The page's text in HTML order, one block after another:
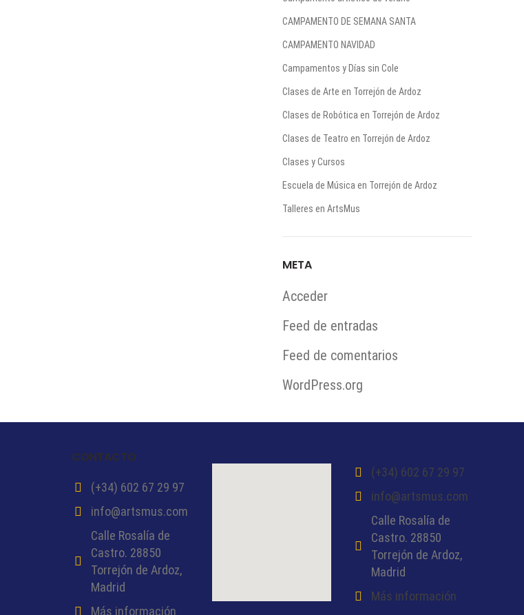
CAMPAMENTO DE SEMANA SANTA
CAMPAMENTO NAVIDAD
Campamentos y Días sin Cole
Clases de Arte en Torrejón de Ardoz
Clases de Robótica en Torrejón de Ardoz
Clases de Teatro en Torrejón de Ardoz
Clases y Cursos
Escuela de Música en Torrejón de Ardoz
Talleres en ArtsMus
META
Acceder
Feed de entradas
Feed de comentarios
WordPress.org
CONTACTO
(+34) 602 67 29 97
info@artsmus.com
Calle Rosalía de
Castro. 28850
Torrejón de Ardoz,
Madrid
Más información
(+34) 602 67 29 97
info@artsmus.com
Calle Rosalía de
Castro. 28850
Torrejón de Ardoz,
Madrid
Más información